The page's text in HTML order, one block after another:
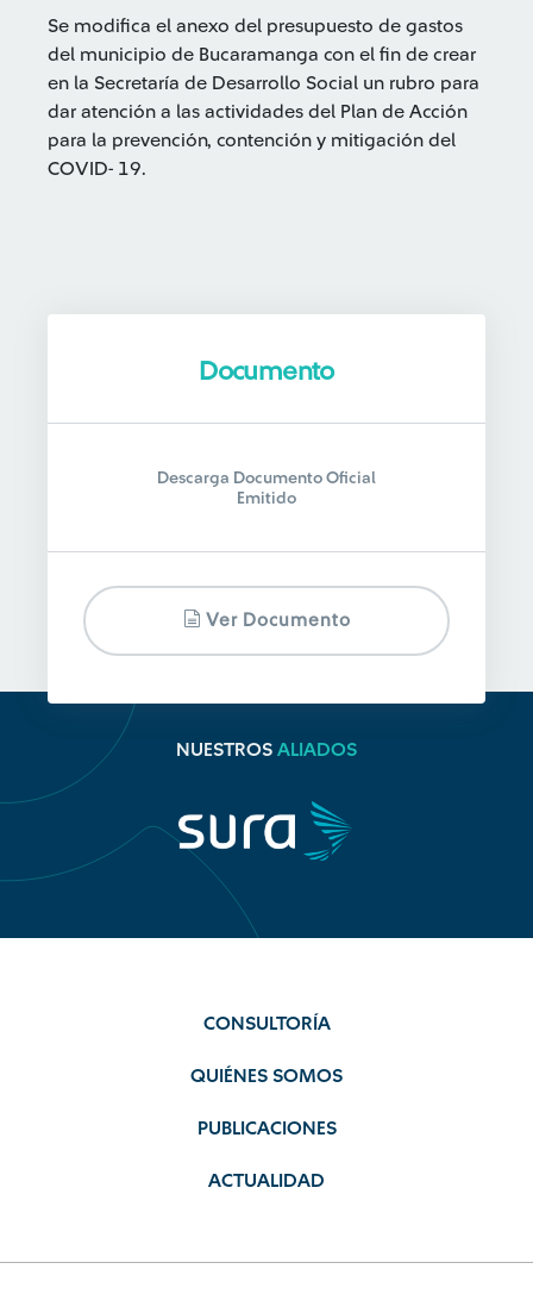
Se modifica el anexo del presupuesto de gastos
del municipio de Bucaramanga con el fin de crear
en la Secretaría de Desarrollo Social un rubro para
dar atención a las actividades del Plan de Acción
para la prevención, contención y mitigación del
COVID- 19.
Documento
Descarga Documento Oficial
Emitido
Ver Documento
NUESTROS ALIADOS
CONSULTORÍA
QUIÉNES SOMOS
PUBLICACIONES
ACTUALIDAD